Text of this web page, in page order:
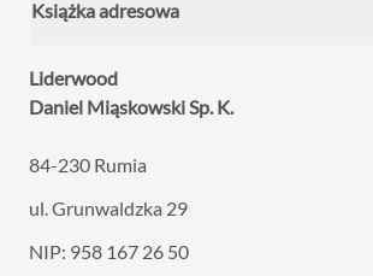
Książka adresowa
Liderwood
Daniel Miąskowski Sp. K.
84-230 Rumia
ul. Grunwaldzka 29
NIP: 958 167 26 50